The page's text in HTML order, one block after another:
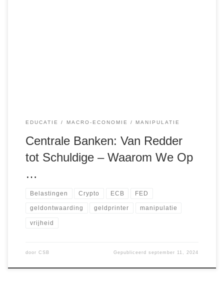
EDUCATIE MACRO-ECONOMIE MANIPULATIE
Centrale Banken: Van Redder
tot Schuldige – Waarom We Op
…
Belastingen Crypto ECB FED
geldontwaarding geldprinter manipulatie
vrijheid
door CSB Gepubliceerdseptember 11, 2024